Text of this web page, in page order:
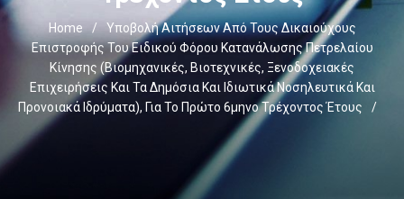
Home /
Υποβολή Αιτήσεων Από Τους Δικαιούχους
Επιστροφής Του Ειδικού Φόρου Κατανάλωσης Πετρελαίου
Κίνησης (βιομηχανικές, Βιοτεχνικές, Ξενοδοχειακές
Επιχειρήσεις Και Τα Δημόσια Και Ιδιωτικά Νοσηλευτικά Και
Προνοιακά Ιδρύματα), Για Το Πρώτο 6μηνο Τρέχοντος Έτους
/